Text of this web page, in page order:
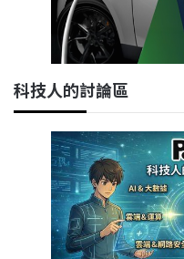
科技人的討論區